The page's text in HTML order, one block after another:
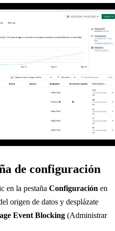
de configuración
en la pestaña Configuración en
origen de datos y desplázate
Event Blocking (Administrar